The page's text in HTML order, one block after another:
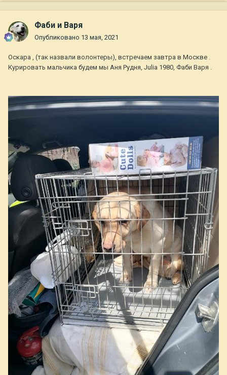
Фаби и Варя
Опубликовано 13 мая, 2021
Оскара , (так назвали волонтеры), встречаем завтра в Москве .
Курировать мальчика будем мы Аня Рудня, Julia 1980, Фаби Варя .